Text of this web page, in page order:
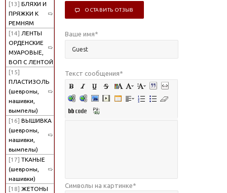
[13] БЛЯХИ И
ПРЯЖКИ К
РЕМНЯМ
[14] ЛЕНТЫ
ОРДЕНСКИЕ
МУАРОВЫЕ,
ВОП С ЛЕНТОЙ
[15]
ПЛАСТИЗОЛЬ
(шевроны,
нашивки,
вымпелы)
[16] ВЫШИВКА
(шевроны,
нашивки,
вымпелы)
[17] ТКАНЫЕ
(шевроны,
нашивки)
[18] ЖЕТОНЫ
ОСТАВИТЬ ОТЗЫВ
Ваше имя*
Текст сообщения*
Символы на картинке*